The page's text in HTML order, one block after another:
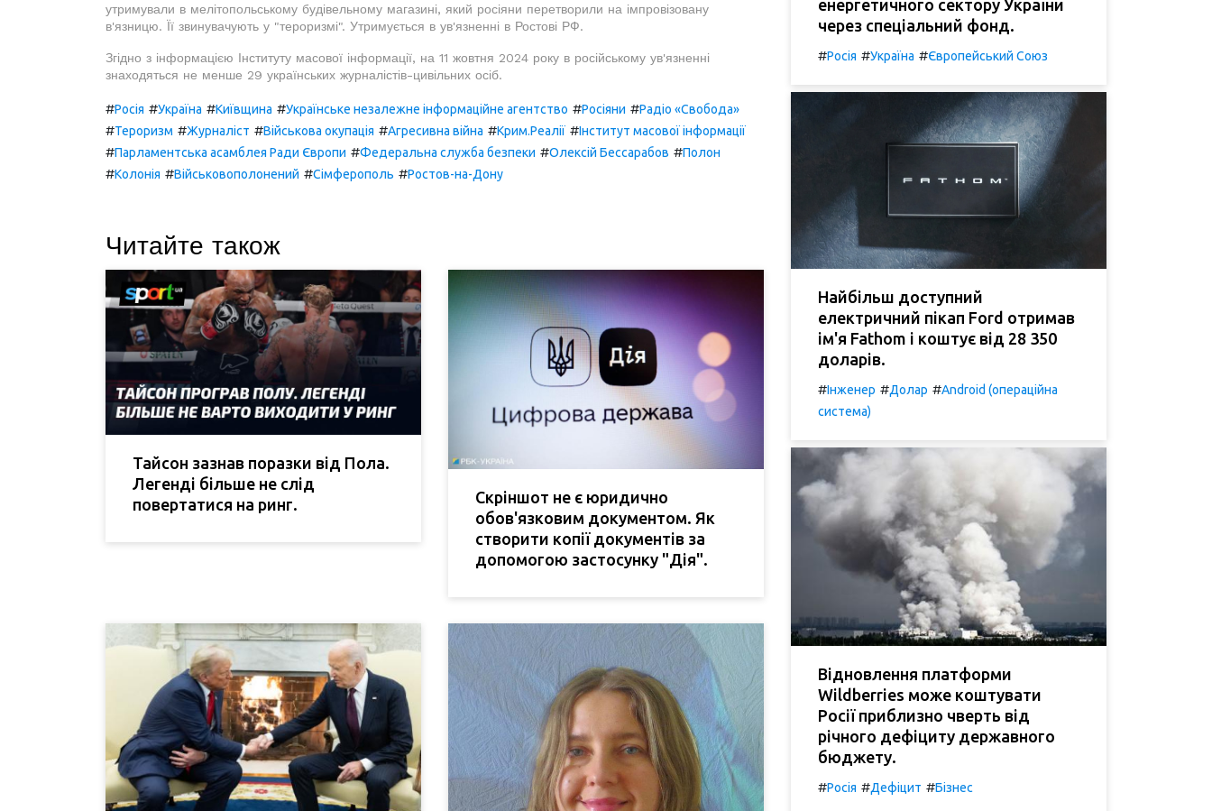
утримували в мелітопольському будівельному магазині, який росіяни перетворили на імпровізовану
в'язницю. Її звинувачують у "тероризмі". Утримується в ув'язненні в Ростові РФ.
Згідно з інформацією Інституту масової інформації, на 11 жовтня 2024 року в російському ув'язненні
знаходяться не менше 29 українських журналістів-цивільних осіб.
#Росія #Україна #Київщина #Українське незалежне інформаційне агентство #Росіяни #Радіо «Свобода»
#Тероризм #Журналіст #Військова окупація #Агресивна війна #Крим.Реалії #Інститут масової інформації
#Парламентська асамблея Ради Європи #Федеральна служба безпеки #Олексій Бессарабов #Полон
#Колонія #Військовополонений #Сімферополь #Ростов-на-Дону
Читайте також
Тайсон зазнав поразки від Пола.
Легенді більше не слід
повертатися на ринг.
Скріншот не є юридично
обов'язковим документом. Як
створити копії документів за
допомогою застосунку "Дія".
енергетичного сектору України
через спеціальний фонд.
#Росія #Україна #Європейський Союз
Найбільш доступний
електричний пікап Ford отримав
ім'я Fathom і коштує від 28 350
доларів.
#Інженер #Долар #Android (операційна
система)
Відновлення платформи
Wildberries може коштувати
Росії приблизно чверть від
річного дефіциту державного
бюджету.
#Росія #Дефіцит #Бізнес